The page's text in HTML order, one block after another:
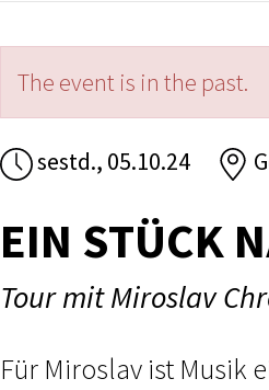
The event is in the past.
sestd., 05.10.24
EIN STÜCK
Tour mit Miroslav
Für Miroslav ist Musik